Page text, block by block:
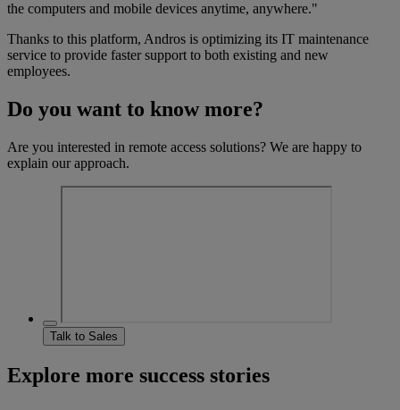
the computers and mobile devices anytime, anywhere."
Thanks to this platform, Andros is optimizing its IT maintenance
service to provide faster support to both existing and new
employees.
Do you want to know more?
Are you interested in remote access solutions? We are happy to
explain our approach.
Talk to Sales
Explore more success stories